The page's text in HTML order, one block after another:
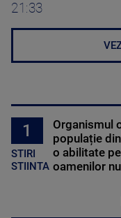
21:33
1
STIRI
STIINTA
Organismul
populație
o abilitate
oamenilor